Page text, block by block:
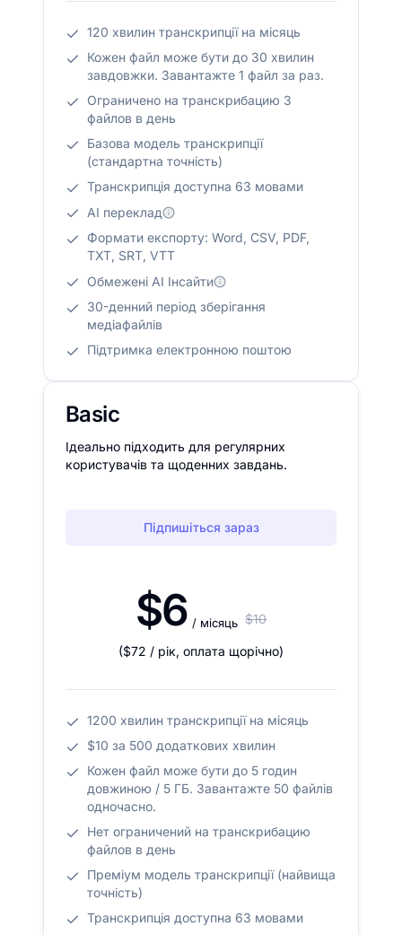
120 хвилин транскрипції на місяць
Кожен файл може бути до 30 хвилин
завдовжки. Завантажте 1 файл за раз.
Ограничено на транскрибацию 3
файлов в день
Базова модель транскрипції
(стандартна точність)
Транскрипція доступна 63 мовами
AI переклад
Формати експорту: Word, CSV, PDF,
TXT, SRT, VTT
Обмежені AI Інсайти
30-денний період зберігання
медіафайлів
Підтримка електронною поштою
Basic
Ідеально підходить для регулярних
користувачів та щоденних завдань.
Підпишіться зараз
$6 / місяць $10
($72 / рік, оплата щорічно)
1200 хвилин транскрипції на місяць
$10 за 500 додаткових хвилин
Кожен файл може бути до 5 годин
довжиною / 5 ГБ. Завантажте 50 файлів
одночасно.
Нет ограничений на транскрибацию
файлов в день
Преміум модель транскрипції (найвища
точність)
Транскрипція доступна 63 мовами